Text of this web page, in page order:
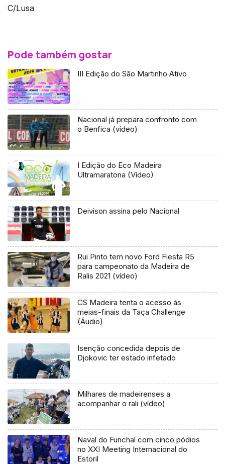
C/Lusa
Pode também gostar
III Edição do São Martinho Ativo
Nacional já prepara confronto com
o Benfica (vídeo)
I Edição do Eco Madeira
Ultramaratona (Vídeo)
Deivison assina pelo Nacional
Rui Pinto tem novo Ford Fiesta R5
para campeonato da Madeira de
Ralis 2021 (vídeo)
CS Madeira tenta o acesso às
meias-finais da Taça Challenge
(Áudio)
Isenção concedida depois de
Djokovic ter estado infetado
Milhares de madeirenses a
acompanhar o rali (vídeo)
Naval do Funchal com cinco pódios
no XXI Meeting Internacional do
Estoril